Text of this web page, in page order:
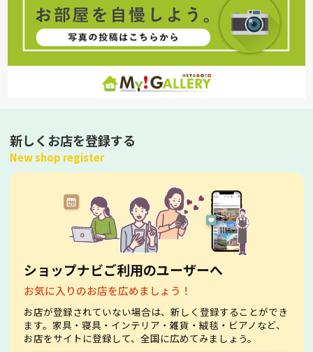
新しくお店を登録する
New shop register
ショップナビご利用のユーザーへ
お気に入りのお店を広めましょう！
お店が登録されていない場合は、新しく登録することができ
ます。家具・寝具・インテリア・雑貨・絨毯・ビアノなど、
お店をサイトに登録して、全国に広めてみましょう。